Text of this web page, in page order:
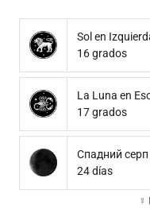
Sol en
16 grados
La Luna en
17 grados
Спадний серп
24 días
☿